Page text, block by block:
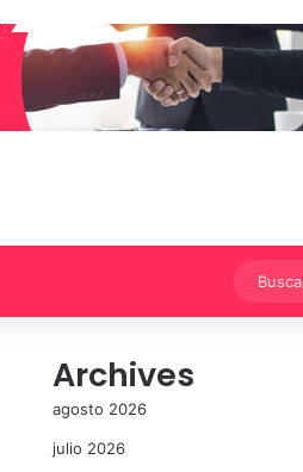
Archives
agosto 2026
julio 2026